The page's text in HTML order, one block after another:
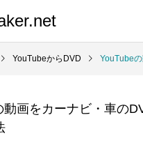
YouTubeからDVD YouTubeの動画をカー
動画をカーナビ・車の